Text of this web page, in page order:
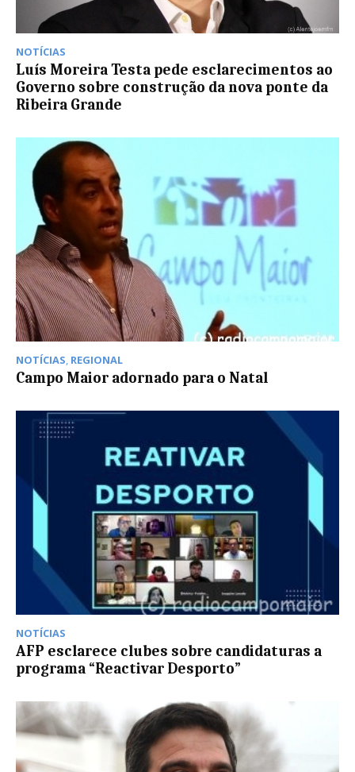
NOTÍCIAS
Luís Moreira Testa pede esclarecimentos ao
Governo sobre construção da nova ponte da
Ribeira Grande
NOTÍCIAS, REGIONAL
Campo Maior adornado para o Natal
NOTÍCIAS
AFP esclarece clubes sobre candidaturas a
programa “Reactivar Desporto”